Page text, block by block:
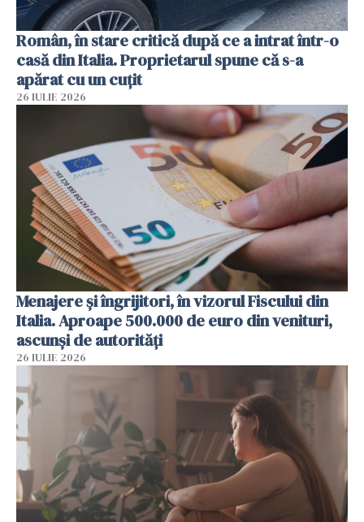
Român, în stare critică după ce a intrat într-o
casă din Italia. Proprietarul spune că s-a
apărat cu un cuțit
26 IULIE 2026
Menajere și îngrijitori, în vizorul Fiscului din
Italia. Aproape 500.000 de euro din venituri,
ascunși de autorități
26 IULIE 2026